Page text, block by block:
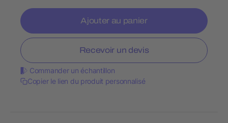
Ajouter au panier
Recevoir un devis
Commander un échantillon
Copier le lien du produit personnalisé